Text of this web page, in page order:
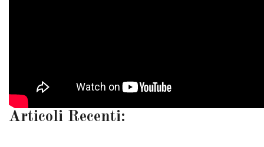
Articoli Recenti: